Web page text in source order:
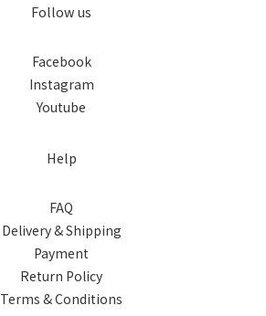
Follow us
Facebook
Instagram
Youtube
Help
FAQ
Delivery & Shipping
Payment
Return Policy
Terms & Conditions